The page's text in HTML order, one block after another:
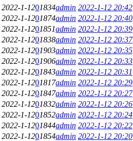
2022-1-1201834admin 2022-1-12 20:42
2022-1-1201874admin 2022-1-12 20:40
2022-1-1201851admin 2022-1-12 20:39
2022-1-1201838admin 2022-1-12 20:37
2022-1-1201903admin 2022-1-12 20:35
2022-1-1201906admin 2022-1-12 20:33
2022-1-1201843admin 2022-1-12 20:31
2022-1-1201817admin 2022-1-12 20:29
2022-1-1201847admin 2022-1-12 20:27
2022-1-1201832admin 2022-1-12 20:26
2022-1-1201852admin 2022-1-12 20:24
2022-1-1201844admin 2022-1-12 20:22
2022-1-1201854admin 2022-1-12 20:20